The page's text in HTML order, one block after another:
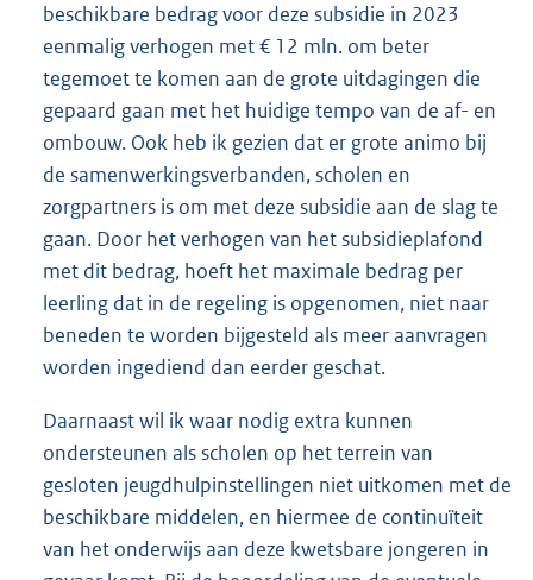
beschikbare bedrag voor deze subsidie in 2023
eenmalig verhogen met € 12 mln. om beter
tegemoet te komen aan de grote uitdagingen die
gepaard gaan met het huidige tempo van de af- en
ombouw. Ook heb ik gezien dat er grote animo bij
de samenwerkingsverbanden, scholen en
zorgpartners is om met deze subsidie aan de slag te
gaan. Door het verhogen van het subsidieplafond
met dit bedrag, hoeft het maximale bedrag per
leerling dat in de regeling is opgenomen, niet naar
beneden te worden bijgesteld als meer aanvragen
worden ingediend dan eerder geschat.
Daarnaast wil ik waar nodig extra kunnen
ondersteunen als scholen op het terrein van
gesloten jeugdhulpinstellingen niet uitkomen met de
beschikbare middelen, en hiermee de continuïteit
van het onderwijs aan deze kwetsbare jongeren in